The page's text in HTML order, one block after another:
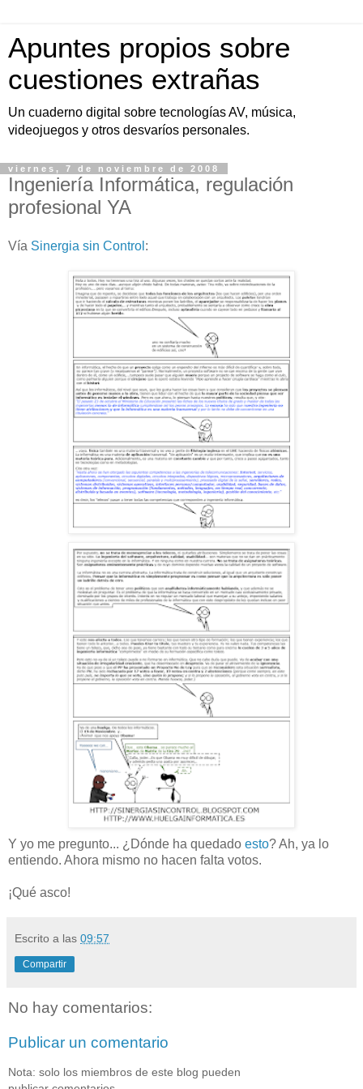
Apuntes propios sobre
cuestiones extrañas
Un cuaderno digital sobre tecnologías AV, música,
videojuegos y otros desvaríos personales.
viernes, 7 de noviembre de 2008
Ingeniería Informática, regulación
profesional YA
Vía Sinergia sin Control :
Y yo me pregunto... ¿Dónde ha quedado esto? Ah, ya lo
entiendo. Ahora mismo no hacen falta votos.
¡Qué asco!
Escrito a las 09:57
Compartir
No hay comentarios:
Publicar un comentario
Nota: solo los miembros de este blog pueden